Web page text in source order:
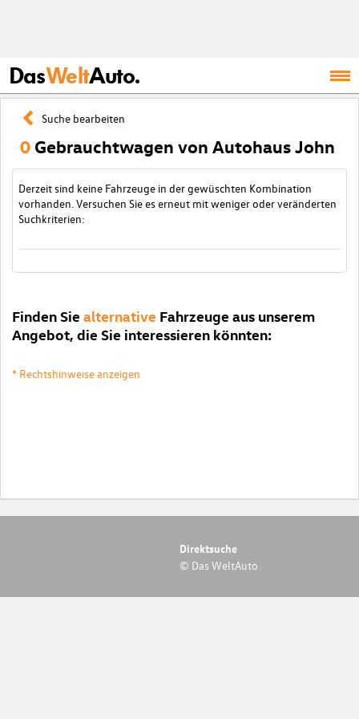
DasWeltAuto.
Suche bearbeiten
0 Gebrauchtwagen von Autohaus John
Derzeit sind keine Fahrzeuge in der gewüschten Kombination
vorhanden. Versuchen Sie es erneut mit weniger oder veränderten
Suchkriterien:
Finden Sie alternative Fahrzeuge aus unserem
Angebot, die Sie interessieren könnten:
* Rechtshinweise anzeigen
Direktsuche
© Das WeltAuto